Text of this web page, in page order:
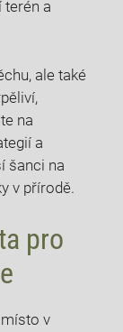
⁤terén⁤ a
ale‌ také
na
a
šanci na
v přírodě.
pro
v